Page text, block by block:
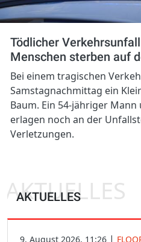
Tödlicher
Menschen sterben auf
Bei einem tragischen
Samstagnachmittag ein
Baum. Ein 54-jähriger
erlagen noch an der
Verletzungen.
AKTUELLES
AKTUELLES
9. August 2026, 11:26 |